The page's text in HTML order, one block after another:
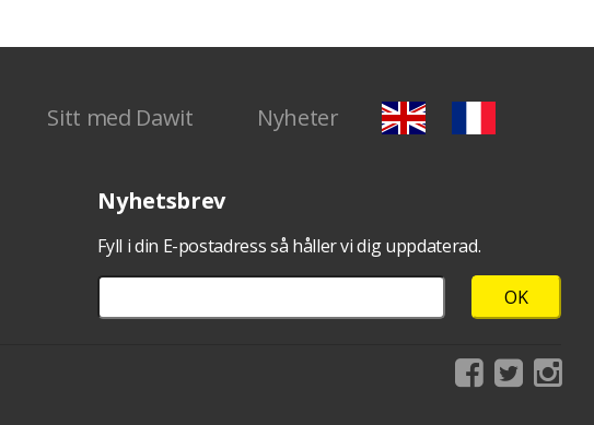
Sitt med Dawit Nyheter
Nyhetsbrev
Fyll i din E-postadress så håller vi dig uppdaterad.